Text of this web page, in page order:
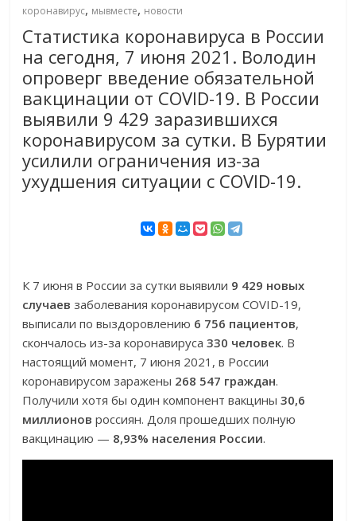
коронавирус, мывместе, новости
Статистика коронавируса в России
на сегодня, 7 июня 2021. Володин
опроверг введение обязательной
вакцинации от COVID-19. В России
выявили 9 429 заразившихся
коронавирусом за сутки. В Бурятии
усилили ограничения из-за
ухудшения ситуации с COVID-19.
К 7 июня в России за сутки выявили 9 429 новых
случаев заболевания коронавирусом COVID-19,
выписали по выздоровлению 6 756 пациентов,
скончалось из-за коронавируса330 человек. В
настоящий момент, 7 июня 2021, в России
коронавирусом заражены 268 547 граждан.
Получили хотя бы один компонент вакцины30,6
миллионов россиян. Доля прошедших полную
вакцинацию — 8,93% населения России.